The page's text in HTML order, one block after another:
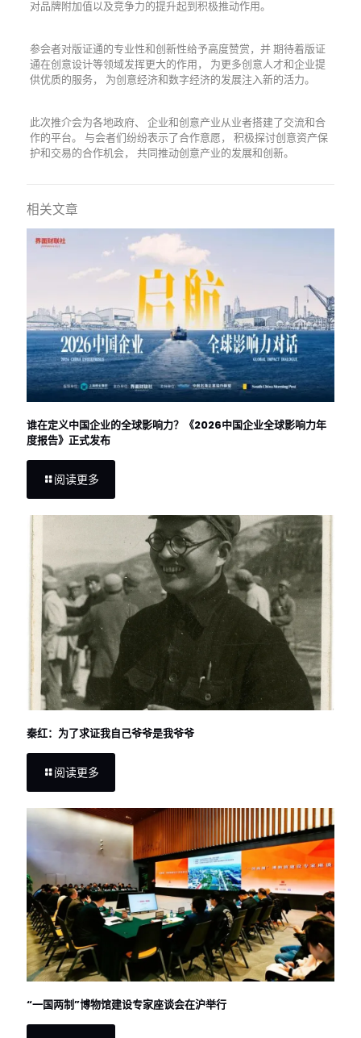
对品牌附加值以及竞争力的提升起到积极推动作用。
参会者对版证通的专业性和创新性给予高度赞赏，并 期待着版证
通在创意设计等领域发挥更大的作用， 为更多创意人才和企业提
供优质的服务， 为创意经济和数字经济的发展注入新的活力。
此次推介会为各地政府、 企业和创意产业从业者搭建了交流和合
作的平台。 与会者们纷纷表示了合作意愿， 积极探讨创意资产保
护和交易的合作机会， 共同推动创意产业的发展和创新。
相关文章
谁在定义中国企业的全球影响力？《2026中国企业全球影响力年
度报告》正式发布
阅读更多
秦红：为了求证我自己爷爷是我爷爷
阅读更多
“一国两制”博物馆建设专家座谈会在沪举行